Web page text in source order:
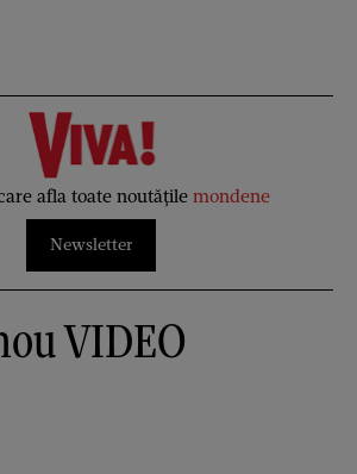
afla toate noutățile mondene
Newsletter
VIDEO